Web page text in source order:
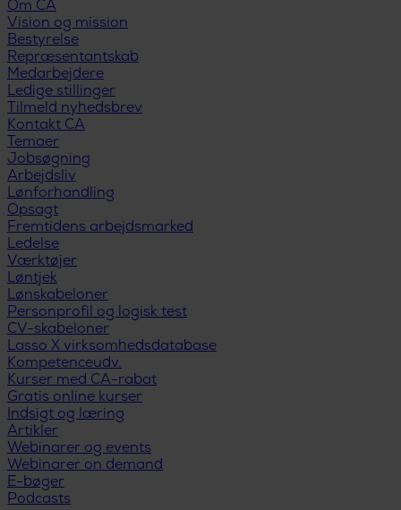
Om CA
Vision og mission
Bestyrelse
Repræsentantskab
Medarbejdere
Ledige stillinger
Tilmeld nyhedsbrev
Kontakt CA
Temaer
Jobsøgning
Arbejdsliv
Lønforhandling
Opsagt
Fremtidens arbejdsmarked
Ledelse
Værktøjer
Løntjek
Lønskabeloner
Personprofil og logisk test
CV-skabeloner
Lasso X virksomhedsdatabase
Kompetenceudv.
Kurser med CA-rabat
Gratis online kurser
Indsigt og læring
Artikler
Webinarer og events
Webinarer on demand
E-bøger
Podcasts